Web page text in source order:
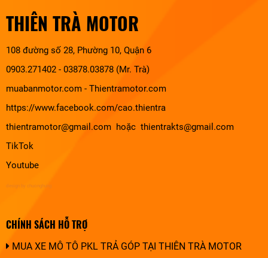
THIÊN TRÀ MOTOR
108 đường số 28, Phường 10, Quận 6
0903.271402 - 03878.03878 (Mr. Trà)
muabanmotor.com - Thientramotor.com
https://www.facebook.com/cao.thientra
thientramotor@gmail.com hoặc thientrakts@gmail.com
TikTok
Youtube
design by chuonghung
CHÍNH SÁCH HỖ TRỢ
MUA XE MÔ TÔ PKL TRẢ GÓP TẠI THIÊN TRÀ MOTOR